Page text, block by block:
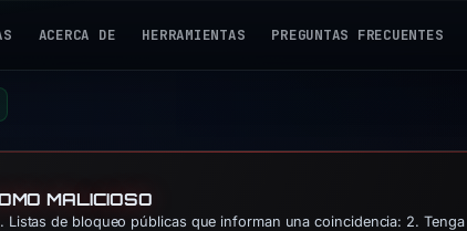
ACERCA DE HERRAMIENTAS PREGUNTAS FRECUENTES
MALICIOSO
de bloqueo públicas que informan una coincidencia: 2.